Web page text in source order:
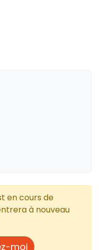
en cours de
à nouveau
moi